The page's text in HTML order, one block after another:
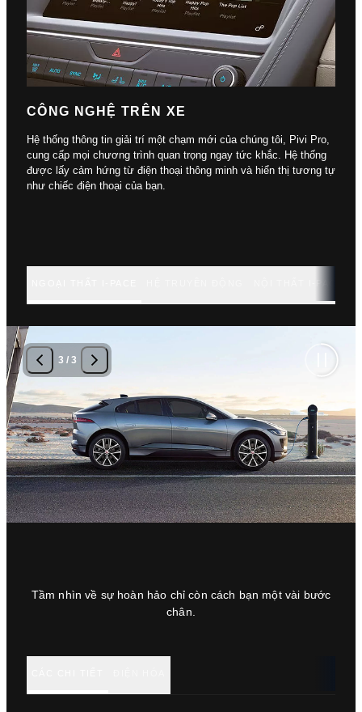
CÔNG NGHỆ TRÊN XE
Hệ thống thông tin giải trí một chạm mới của chúng tôi, Pivi Pro,
cung cấp mọi chương trình quan trọng ngay tức khắc. Hệ thống
được lấy cảm hứng từ điện thoại thông minh và hiển thị tương tự
như chiếc điện thoại của bạn.
3 / 3
Tầm nhìn về sự hoàn hảo chỉ còn cách bạn một vài bước
chân.